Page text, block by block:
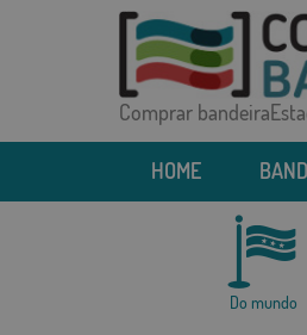
Comprar
HOME
Do mundo